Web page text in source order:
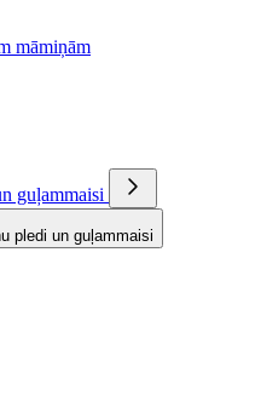
māmiņām
guļammaisi
pledi un guļammaisi